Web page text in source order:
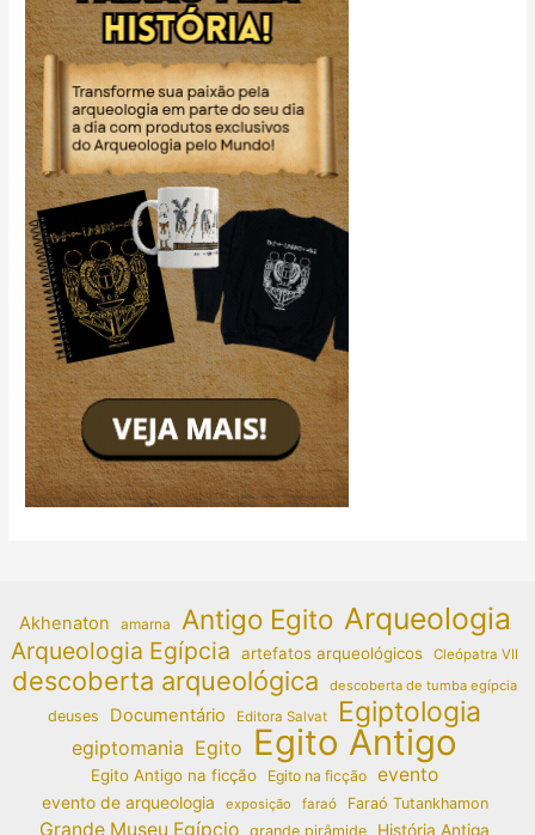
Akhenaton amarna Antigo Egito Arqueologia
Arqueologia Egípcia artefatos arqueológicos Cleópatra VII
descoberta arqueológica descoberta de tumba egípcia
deuses Documentário Editora Salvat Egiptologia
egiptomania Egito Egito Antigo
Egito Antigo na ficção Egito na ficção evento
evento de arqueologia exposição faraó Faraó Tutankhamon
Grande Museu Egípcio grande pirâmide
História Antiga